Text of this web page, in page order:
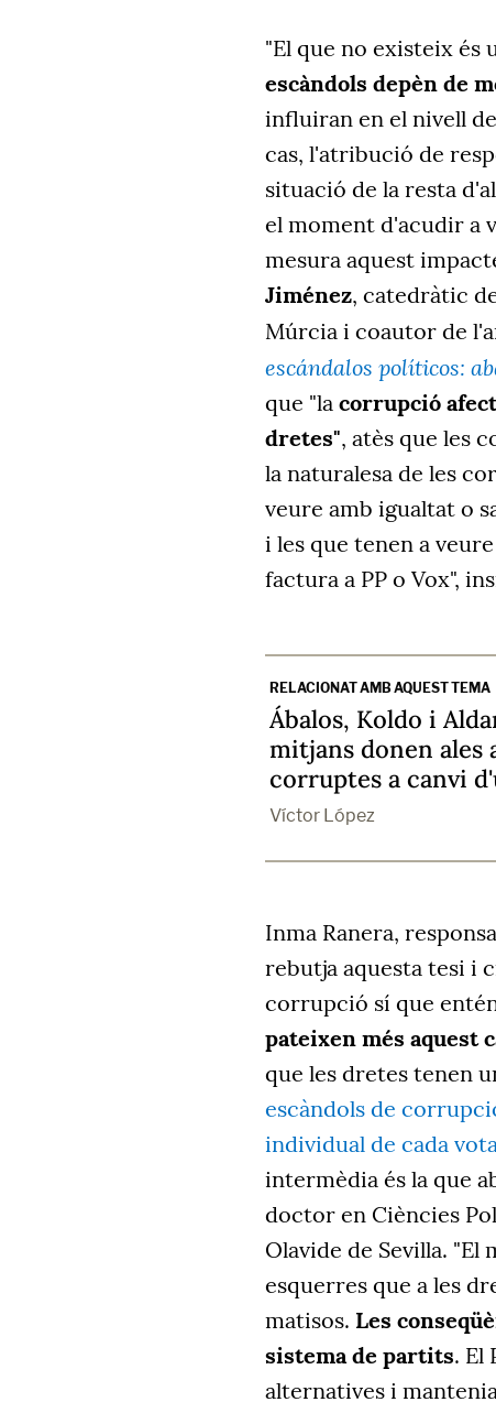
"El que no existeix és
escàndols depèn de
influiran en el nivell
cas, l'atribució de
situació de la resta
el moment d'acudir a
mesura aquest
Jiménez, catedràtic
Múrcia i coautor de
escándalos políticos:
que "la corrupció
dretes", atès que les
la naturalesa de les
veure amb igualtat o
i les que tenen a
factura a PP o Vox",
RELACIONAT AMB AQUEST TEMA
Ábalos, Koldo i
mitjans donen ales
corruptes a canvi
Víctor López
Inma Ranera,
rebutja aquesta tesi i
corrupció sí que
pateixen més aquest
que les dretes tenen
escàndols de
individual de cada
intermèdia és la que
doctor en Ciències
Olavide de Sevilla.
esquerres que a les
matisos. Les
sistema de partits. El
alternatives i